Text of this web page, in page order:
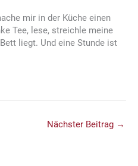
mir in der Küche einen
Tee, lese, streichle meine
liegt. Und eine Stunde ist
Nächster Beitrag →